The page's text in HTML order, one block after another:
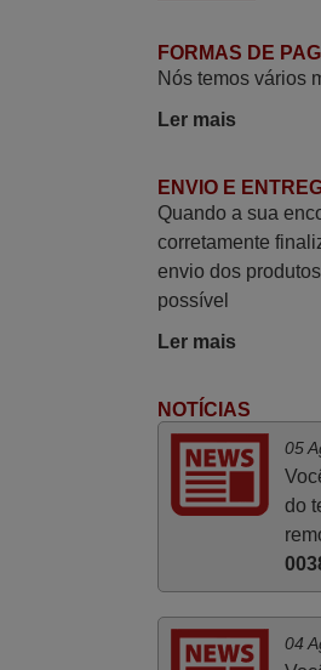
A funcionar de
Muito
Obrigado
Bom dia. Estou
com o comando
perfeito, a
eficiência no
salientar que foi
vossa
comando sem
passando pelos
FORMAS DE
Nós temos vários
Ler mais
ENVIO E
Quando a sua
corretamente
envio dos
possível
Ler mais
NOTÍCIAS
05
do
04